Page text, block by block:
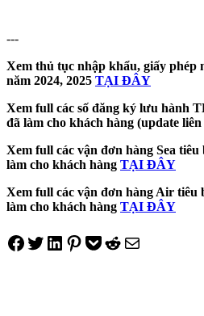
---
Xem thủ tục nhập khẩu, giấy
năm 2024, 2025 TẠI ĐÂY
Xem full các số đăng ký lưu hành
đã làm cho khách hàng (update
Xem full các vận đơn hàng Sea tiêu
làm cho khách hàng TẠI ĐÂY
Xem full các vận đơn hàng Air tiêu
làm cho khách hàng TẠI ĐÂY
Share on Facebook
Tweet on Twitter
Share on LinkedIn
Pin on Pinterest
Save to pocket
Share on Reddit
Share via Email